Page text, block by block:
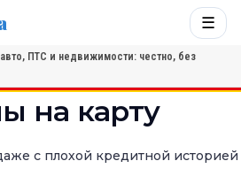
☰
ПТС и недвижимости: честно, без
на карту
с плохой кредитной историей